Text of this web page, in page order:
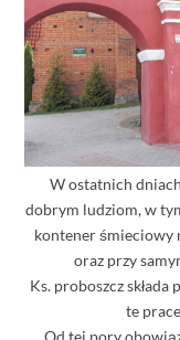
W ostatnich
dobrym ludziom, w
kontener śmieciowy
oraz przy
Ks. proboszcz
te
Od tej pory